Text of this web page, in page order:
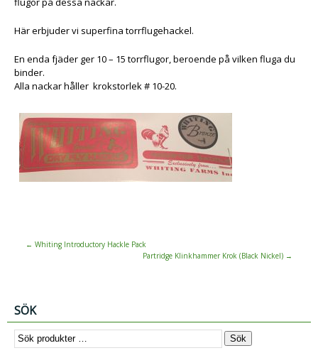
Här erbjuder vi superfina torrflugehackel.
En enda fjäder ger 10 – 15 torrflugor, beroende på vilken fluga du
binder.
Alla nackar håller krokstorlek # 10-20.
← Whiting Introductory Hackle Pack
Partridge Klinkhammer Krok (Black Nickel) →
SÖK
Sök